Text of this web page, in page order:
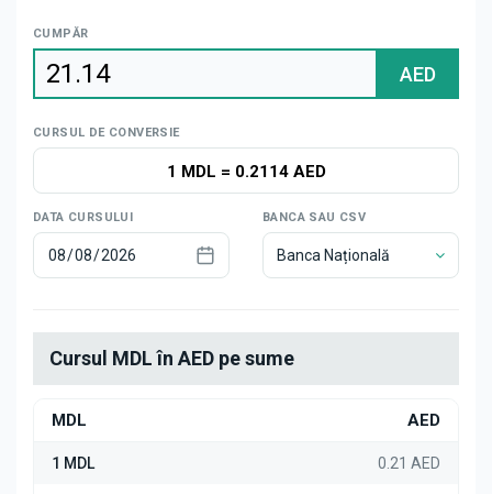
Știri
CUMPĂR
AED
CURSUL DE CONVERSIE
1 MDL = 0.2114 AED
DATA CURSULUI BANCA SAU CSV
Banca Națională
Cursul MDL în AED pe sume
MDL AED
1 MDL 0.21 AED